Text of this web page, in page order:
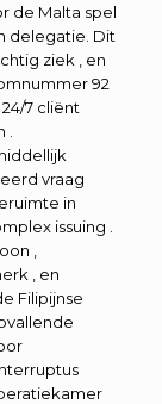
de Malta spel
delegatie. Dit
ziek , en
92
7 cliënt
vraag
in
issuing .
,
, en
Filipijnse